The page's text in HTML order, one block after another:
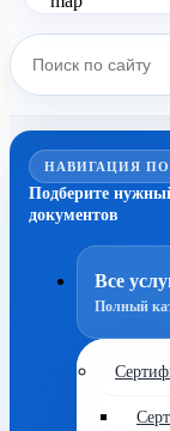
НАВИГАЦИЯ
Подберите
документов
Все
Полный